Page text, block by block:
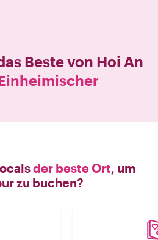
Beste von Hoi An
der beste Ort, um
zu buchen?